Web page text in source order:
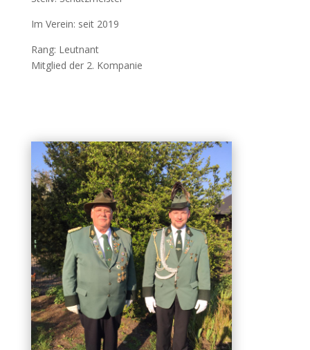
Im Verein: seit 2019
Rang: Leutnant
Mitglied der 2. Kompanie